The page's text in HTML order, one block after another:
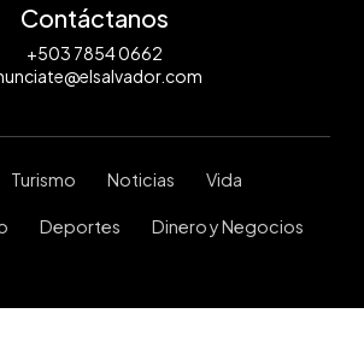
Contáctanos
+503 7854 0662
Turismo Noticias Vida
Deportes Dinero y Negocios